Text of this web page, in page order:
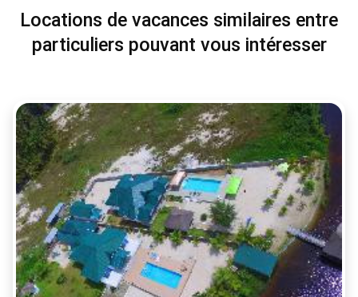
Locations de vacances similaires entre
particuliers pouvant vous intéresser